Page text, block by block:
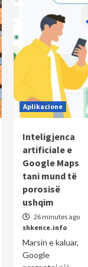
Aplikacione
Inteligjenca
artificiale e
Google Maps
tani mund të
porosisë
ushqim
26 minutes ago
shkence.info
Marsin e kaluar,
Google